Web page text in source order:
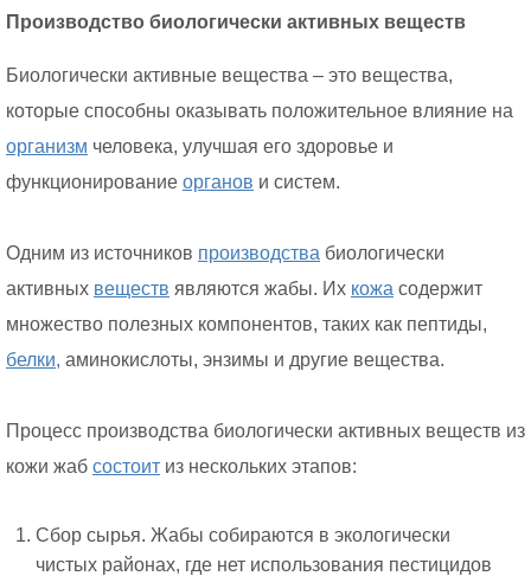
Производство биологически активных веществ
Биологически активные вещества – это вещества,
которые способны оказывать положительное влияние на
организм человека, улучшая его здоровье и
функционирование органов и систем.
Одним из источников производства биологически
активных веществ являются жабы. Их кожа содержит
множество полезных компонентов, таких как пептиды,
белки, аминокислоты, энзимы и другие вещества.
Процесс производства биологически активных веществ из
кожи жаб состоит из нескольких этапов:
Сбор сырья. Жабы собираются в экологически
чистых районах, где нет использования пестицидов